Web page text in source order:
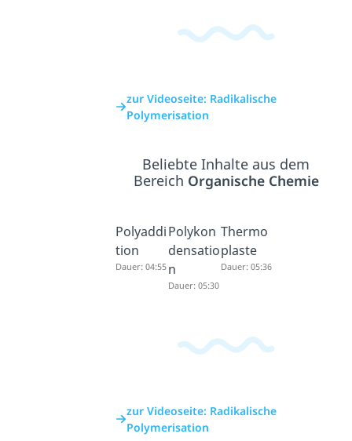
zur Videoseite: Radikalische
Polymerisation
Beliebte Inhalte aus dem
Bereich Organische Chemie
Polyaddi
tion
Dauer: 04:55
Polykon
densatio
n
Dauer: 05:30
Thermo
plaste
Dauer: 05:36
zur Videoseite: Radikalische
Polymerisation